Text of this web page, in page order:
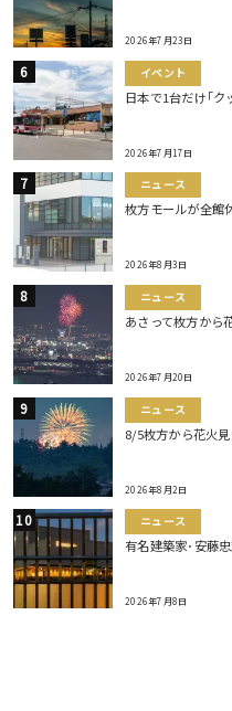
2026年7月23日
イベント
日本で1台だけ｢ク
2026年7月17日
ニュース
枚方モールが全館
2026年8月3日
ニュース
あさって枚方から
2026年7月20日
ニュース
8/5枚方から花火
2026年8月2日
ニュース
有名建築家･安藤
2026年7月8日